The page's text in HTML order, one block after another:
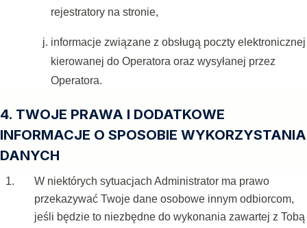
rejestratory na stronie,
informacje związane z obsługą poczty elektronicznej
kierowanej do Operatora oraz wysyłanej przez
Operatora.
4. TWOJE PRAWA I DODATKOWE
INFORMACJE O SPOSOBIE WYKORZYSTANIA
DANYCH
W niektórych sytuacjach Administrator ma prawo
przekazywać Twoje dane osobowe innym odbiorcom,
jeśli będzie to niezbędne do wykonania zawartej z Tobą